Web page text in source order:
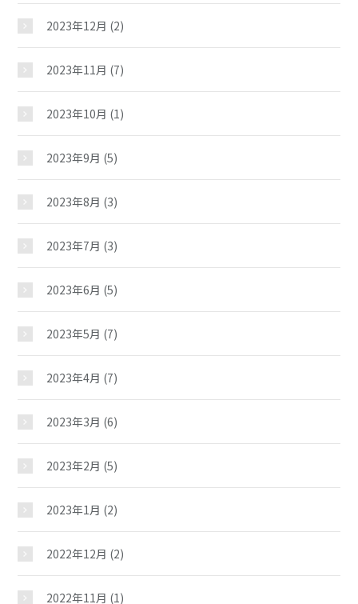
じどうかんだより
イベント
スケジュール
施設紹介
ギャラリー
教室紹介
夢ステーション
2023年12月 (2)
2023年11月 (7)
2023年10月 (1)
2023年9月 (5)
2023年8月 (3)
2023年7月 (3)
2023年6月 (5)
2023年5月 (7)
2023年4月 (7)
2023年3月 (6)
2023年2月 (5)
2023年1月 (2)
2022年12月 (2)
2022年11月 (1)